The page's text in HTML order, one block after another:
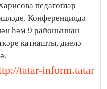
педагоглар
Конференциядә
һәм 9 районыннан
катнашты, диелә
tatar-inform.tatar